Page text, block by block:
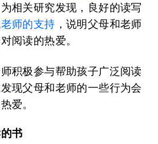
相关研究发现，良好的读写
老师的支持 ，说明父母和老师
阅读的热爱。
积极参与帮助孩子广泛阅读
发现父母和老师的一些行为会
爱。
书